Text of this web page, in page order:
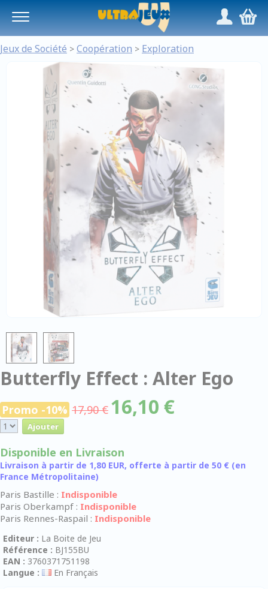
/,
Jeux de Société > Coopération > Exploration
Butterfly Effect : Alter Ego
Promo -10% 17,90 € 16,10 €
Disponible en Livraison
Livraison à partir de 1,80 EUR, offerte à partir de 50 € (en
France Métropolitaine)
Paris Bastille : Indisponible
Paris Oberkampf : Indisponible
Paris Rennes-Raspail : Indisponible
Editeur : La Boite de Jeu
Référence : BJ155BU
EAN : 3760371751198
Langue :
En Français